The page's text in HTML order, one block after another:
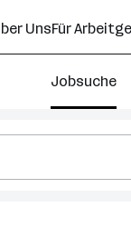
UnsFür
Jobsuche